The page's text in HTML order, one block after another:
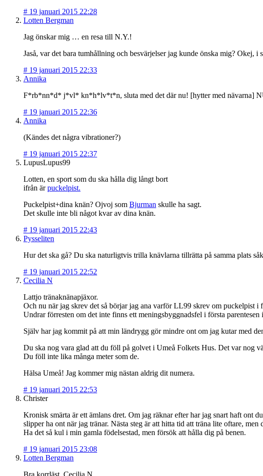
# 19 januari 2015 22:28
Lotten Bergman
Jag önskar mig … en resa till N.Y.!
Jaså, var det bara tumhållning och besvärjelser jag kunde önska mig?
# 19 januari 2015 22:33
Annika
F*rb*nn*d* j*vl* kn*h*lv*t*n, sluta med det där nu! [hytter med nävarna]
# 19 januari 2015 22:36
Annika
(Kändes det några vibrationer?)
# 19 januari 2015 22:37
LupusLupus99
Lotten, en sport som du ska hålla dig långt bort
ifrån ärpuckelpist.
Puckelpist+dina knän? Ojvoj som Bjurman skulle ha sagt.
Det skulle inte bli något kvar av dina knän.
# 19 januari 2015 22:43
Pysseliten
Hur det ska gå? Du ska naturligtvis trilla knävlarna tillrätta på samma plats
# 19 januari 2015 22:52
Cecilia N
Lattjo tränaknänapjäxor.
Och nu när jag skrev det så börjar jag ana varför LL99 skrev om puckelpist i
Undrar förresten om det inte finns ett meningsbyggnadsfel i första parentesen
Själv har jag kommit på att min ländrygg gör mindre ont om jag kutar med
Du ska nog vara glad att du föll på golvet i Umeå Folkets Hus. Det var nog
Du föll inte lika många meter som de.
Hälsa Umeå! Jag kommer mig nästan aldrig dit numera.
# 19 januari 2015 22:53
Christer
Kronisk smärta är ett ämlans dret. Om jag räknar efter har jag snart haft ont
slipper ha ont när jag tränar. Nästa steg är att hitta tid att träna lite oftare, men
Ha det så kul i min gamla födelsestad, men försök att hålla dig på benen.
# 19 januari 2015 23:08
Lotten Bergman